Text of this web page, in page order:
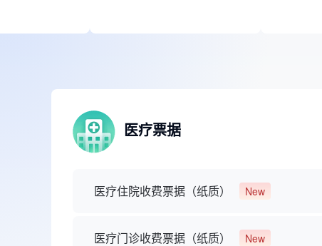
医疗票据
医疗住院收费票据（纸质） New
医疗门诊收费票据（纸质） New